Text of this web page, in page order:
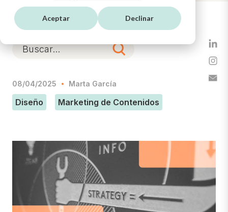
Aceptar Declinar
08/04/2025 Marta García
Diseño Marketing de Contenidos